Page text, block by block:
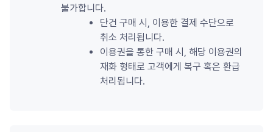
불가합니다.
단건 구매 시, 이용한 결제 수단으로
취소 처리됩니다.
이용권을 통한 구매 시, 해당 이용권의
재화 형태로 고객에게 복구 혹은 환급
처리됩니다.